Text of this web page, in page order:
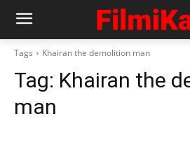
Tags Khairan the demolition man
Tag: Khairan the
man